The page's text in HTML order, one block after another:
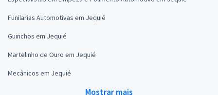
Funilarias Automotivas em Jequié
Guinchos em Jequié
Martelinho de Ouro em Jequié
Mecânicos em Jequié
Mostrar mais